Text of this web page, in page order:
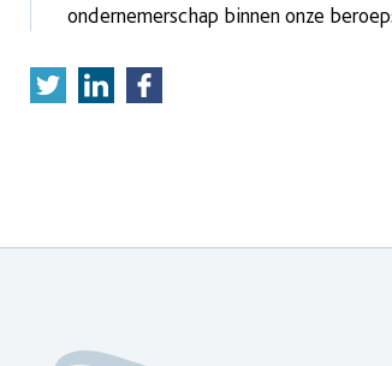
ondernemerschap binnen onze